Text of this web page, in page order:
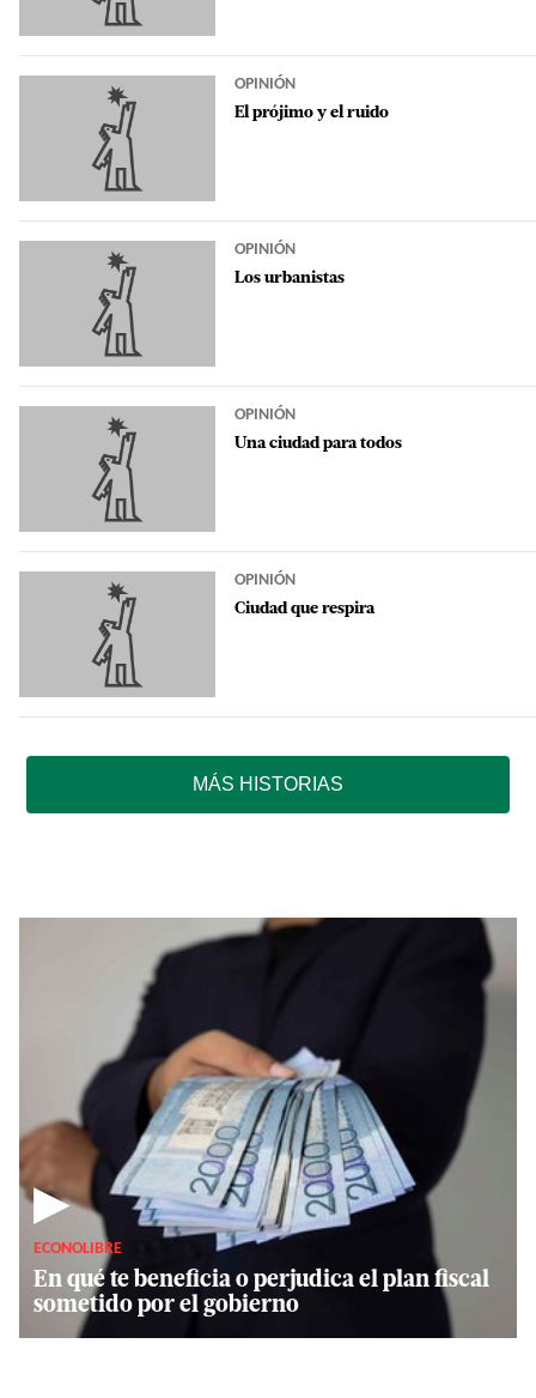
OPINIÓN
El prójimo y el ruido
OPINIÓN
Los urbanistas
OPINIÓN
Una ciudad para todos
OPINIÓN
Ciudad que respira
MÁS HISTORIAS
▶
ECONOLIBRE
En qué te beneficia o perjudica el plan fiscal
sometido por el gobierno